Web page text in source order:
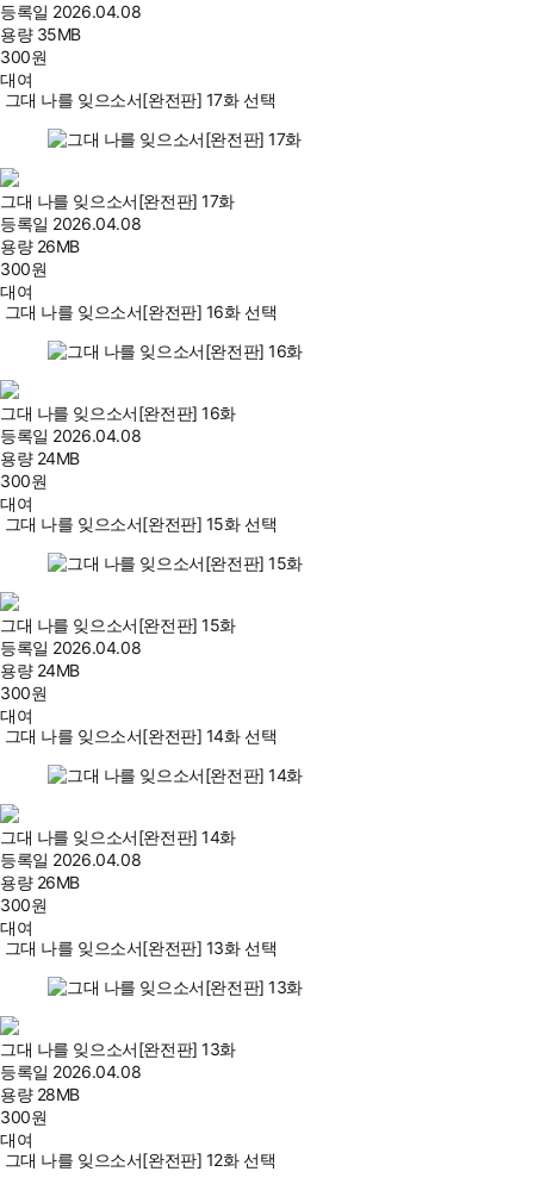
등록일 2026.04.08
용량 35MB
300원
대여
그대 나를 잊으소서[완전판] 17화 선택
그대 나를 잊으소서[완전판] 17화
등록일 2026.04.08
용량 26MB
300원
대여
그대 나를 잊으소서[완전판] 16화 선택
그대 나를 잊으소서[완전판] 16화
등록일 2026.04.08
용량 24MB
300원
대여
그대 나를 잊으소서[완전판] 15화 선택
그대 나를 잊으소서[완전판] 15화
등록일 2026.04.08
용량 24MB
300원
대여
그대 나를 잊으소서[완전판] 14화 선택
그대 나를 잊으소서[완전판] 14화
등록일 2026.04.08
용량 26MB
300원
대여
그대 나를 잊으소서[완전판] 13화 선택
그대 나를 잊으소서[완전판] 13화
등록일 2026.04.08
용량 28MB
300원
대여
그대 나를 잊으소서[완전판] 12화 선택